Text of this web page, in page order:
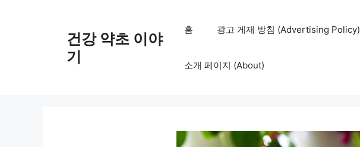
건강 약초 이야
기
홈 광고 게재 방침 (Advertising Policy)
소개 페이지 (About)